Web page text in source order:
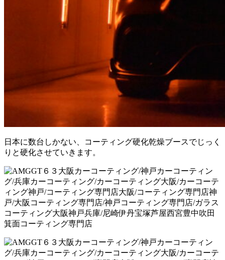
日本に数台しかない、コーティング硬化乾燥ブースでじっく
りと硬化させていきます。